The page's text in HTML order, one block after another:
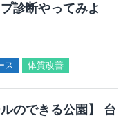
診断やってみよ
ス 体質改善
ルのできる公園】 台